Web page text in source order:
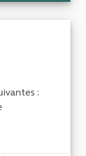
:
publiques &